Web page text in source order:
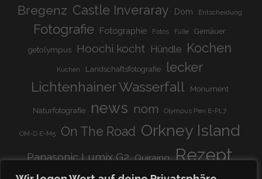
Bregenz Castle Inveraray Dom Entscheidung
Fotografie Fotographie Fotos Füße Gemäuer
getolympus Hoochi kocht Hündle Kochen
Kuchen Landschaftsfotografie lecker
Lichtenhainer Wasserfall Monument
Naturfotografie news nom Olympus Pen E-PL7
OM-D E-M5 On The Road Orkney Island
Panasonic Lumix G2 Quiraing Rezept